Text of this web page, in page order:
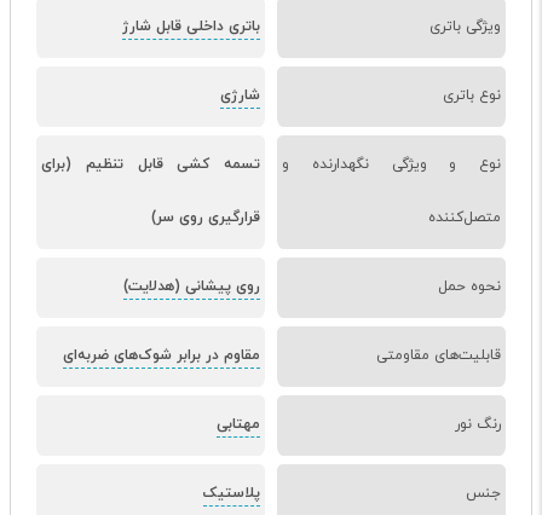
ویژگی باتری باتری داخلی قابل شارژ
نوع باتری شارژی
نوع و ویژگی نگهدارنده و
متصل‌کننده
تسمه کشی قابل تنظیم (برای
قرارگیری روی سر)
نحوه حمل روی پیشانی (هدلایت)
قابلیت‌های مقاومتی مقاوم در برابر شوک‌های ضربه‌ای
رنگ نور مهتابی
جنس پلاستیک